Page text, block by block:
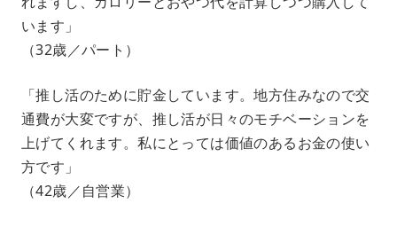
います」
（32歳／パート）
「推し活のために貯金しています。地方住みなので交
通費が大変ですが、推し活が日々のモチベーションを
上げてくれます。私にとっては価値のあるお金の使い
方です」
（42歳／自営業）